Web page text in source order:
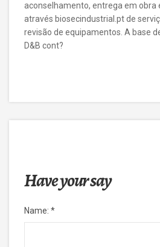
aconselhamento, entrega em obra
através biosecindustrial.pt de
revisão de equipamentos. A base
D&B cont?
Have your say
Name: *